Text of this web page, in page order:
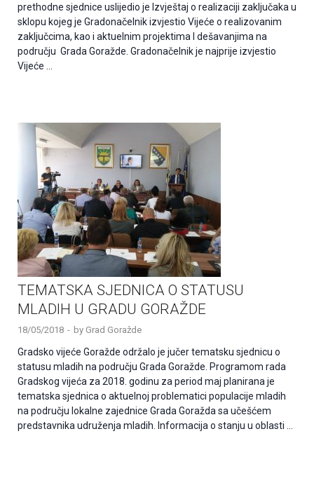
prethodne sjednice uslijedio je Izvještaj o realizaciji zaključaka u
sklopu kojeg je Gradonačelnik izvjestio Vijeće o realizovanim
zaključcima, kao i aktuelnim projektima I dešavanjima na
području Grada Goražde. Gradonačelnik je najprije izvjestio
Vijeće …
TEMATSKA SJEDNICA O STATUSU
MLADIH U GRADU GORAŽDE
18/05/2018 - by Grad Goražde
Gradsko vijeće Goražde održalo je jučer tematsku sjednicu o
statusu mladih na području Grada Goražde. Programom rada
Gradskog vijeća za 2018. godinu za period maj planirana je
tematska sjednica o aktuelnoj problematici populacije mladih
na području lokalne zajednice Grada Goražda sa učešćem
predstavnika udruženja mladih. Informacija o stanju u oblasti …